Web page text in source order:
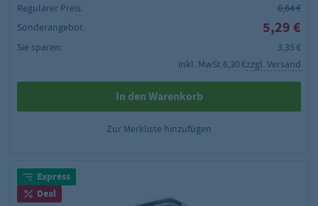
Regulärer Preis:
8,64 €
Sonderangebot:
5,29 €
Sie sparen:
3,35 €
inkl. MwSt.6,30 €zzgl. Versand
In den Warenkorb
Zur Merkliste hinzufügen
Express
Deal